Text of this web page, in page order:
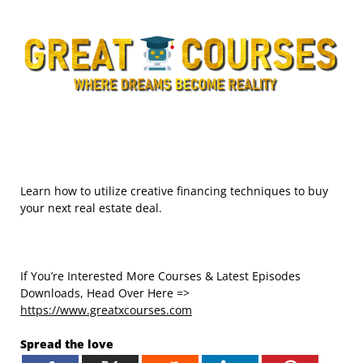
Learn how to utilize creative financing techniques to buy
your next real estate deal.
If You’re Interested More Courses & Latest Episodes
Downloads, Head Over Here =>
https://www.greatxcourses.com
Spread the love